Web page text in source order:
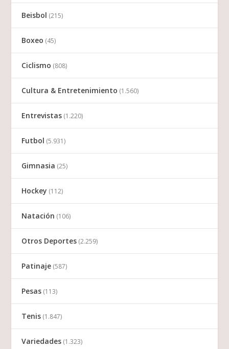
Beisbol (215)
Boxeo (45)
Ciclismo (808)
Cultura & Entretenimiento (1.560)
Entrevistas (1.220)
Futbol (5.931)
Gimnasia (25)
Hockey (112)
Natación (106)
Otros Deportes (2.259)
Patinaje (587)
Pesas (113)
Tenis (1.847)
Variedades (1.323)